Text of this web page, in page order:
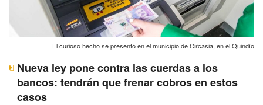
El curioso hecho se presentó en el municipio de Circasia, en el Quindío
Nueva ley pone contra las cuerdas a los
bancos: tendrán que frenar cobros en estos
casos